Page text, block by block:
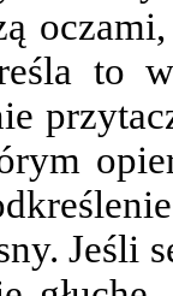
to
Jeśli